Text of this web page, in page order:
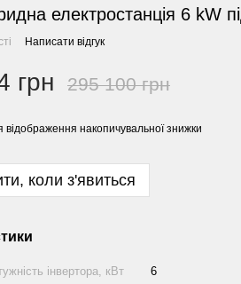
електростанція 6 kW
Написати відгук
грн 295 100 грн
відображення накопичувальної знижки
коли з'явиться
інвертора, кВт
6